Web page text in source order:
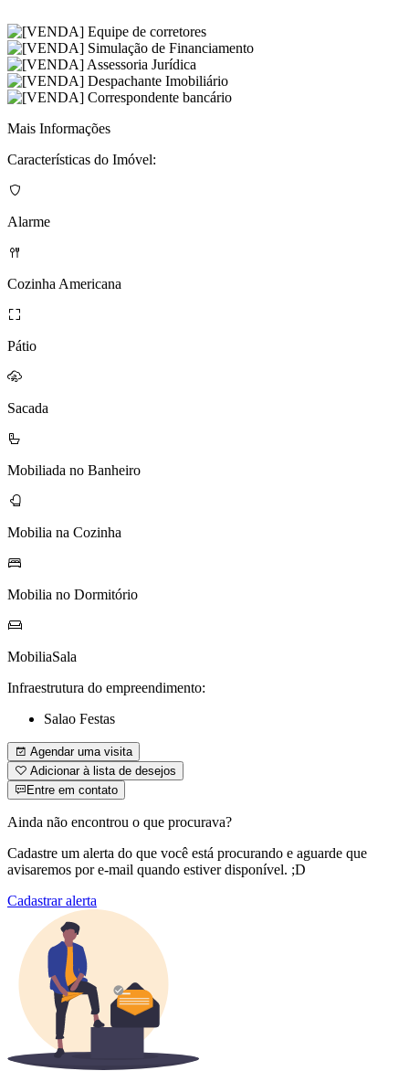
Mais Informações
Características do Imóvel:
Alarme
Cozinha Americana
Pátio
Sacada
Mobiliada no Banheiro
Mobilia na Cozinha
Mobilia no Dormitório
MobiliaSala
Infraestrutura do empreendimento:
Salao Festas
Agendar uma visita
Adicionar à lista de desejos
Entre em contato
Ainda não encontrou o que procurava?
Cadastre um alerta do que você está procurando e aguarde que
avisaremos por e-mail quando estiver disponível. ;D
Cadastrar alerta